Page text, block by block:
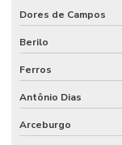
Dores de Campos
Berilo
Ferros
Antônio Dias
Arceburgo